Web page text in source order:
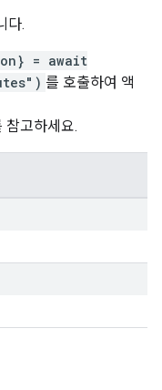
다.
= await
를 호출하여 액
참고하세요.